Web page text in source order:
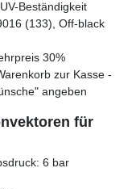
Beständigkeit
(133), Off-black
30%
zur Kasse -
angeben
für
6 bar